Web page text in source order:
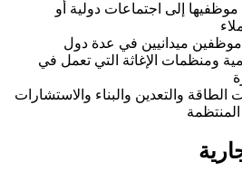
إلى اجتماعات دولية أو
موظفين ميدانيين في عدة دول
ومنظمات الإغاثة التي تعمل في
والتعدين والبناء والاستشارات